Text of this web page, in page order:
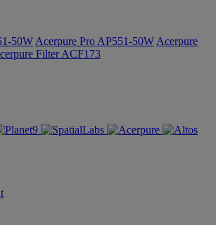
50W Acerpure Pro AP551-50W Acerpure
Filter ACF173